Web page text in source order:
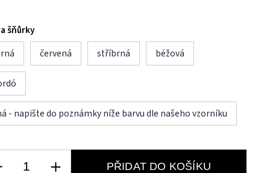
šňůrky
červená stříbrná béžová
- napište do poznámky níže barvu dle našeho vzorníku
PŘIDAT DO KOŠÍKU